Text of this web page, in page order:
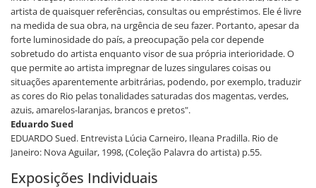
artista de quaisquer referências, consultas ou empréstimos. Ele é livre
na medida de sua obra, na urgência de seu fazer. Portanto, apesar da
forte luminosidade do país, a preocupação pela cor depende
sobretudo do artista enquanto visor de sua própria interioridade. O
que permite ao artista impregnar de luzes singulares coisas ou
situações aparentemente arbitrárias, podendo, por exemplo, traduzir
as cores do Rio pelas tonalidades saturadas dos magentas, verdes,
azuis, amarelos-laranjas, brancos e pretos".
Eduardo Sued
EDUARDO Sued. Entrevista Lúcia Carneiro, Ileana Pradilla. Rio de
Janeiro: Nova Aguilar, 1998, (Coleção Palavra do artista) p.55.
Exposições Individuais